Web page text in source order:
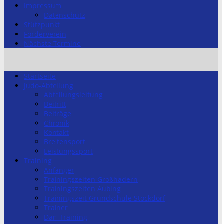
Impressum
Datenschutz
Stützpunkt
Förderverein
Nächste Termine
Startseite
Judo-Abteilung
Abteilungsleitung
Beitritt
Beiträge
Chronik
Kontakt
Breitensport
Leistungssport
Training
Anfänger
Trainingszeiten Großhadern
Trainingszeiten Aubing
Trainingszeit Grundschule Stockdorf
Trainer
Dan-Training